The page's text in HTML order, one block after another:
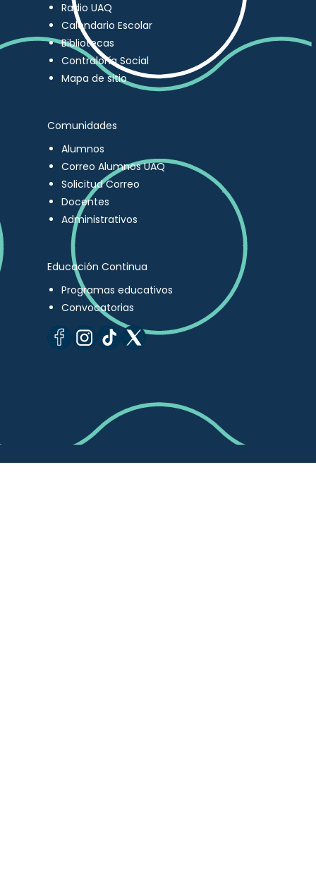
Radio UAQ
Calendario Escolar
Bibliotecas
Contraloría Social
Mapa de sitio
Comunidades
Alumnos
Correo Alumnos UAQ
Solicitud Correo
Docentes
Administrativos
Educación Continua
Programas educativos
Convocatorias